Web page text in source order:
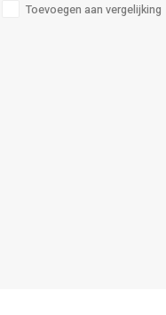
Toevoegen aan vergelijking